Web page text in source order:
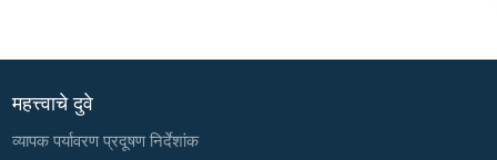
महत्त्वाचे दुवे
व्यापक पर्यावरण प्रदूषण निर्देशांक